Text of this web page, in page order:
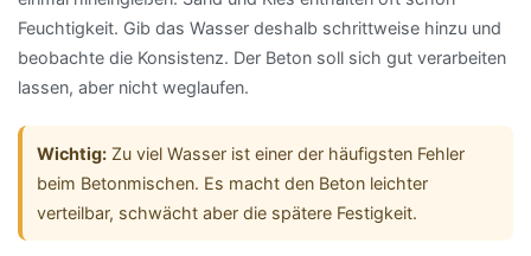
Feuchtigkeit. Gib das Wasser deshalb schrittweise hinzu und
beobachte die Konsistenz. Der Beton soll sich gut verarbeiten
lassen, aber nicht weglaufen.
Wichtig: Zu viel Wasser ist einer der häufigsten Fehler
beim Betonmischen. Es macht den Beton leichter
verteilbar, schwächt aber die spätere Festigkeit.